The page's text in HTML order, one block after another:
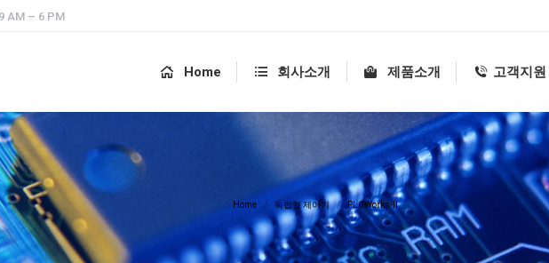
AM – 6 PM
Home 회사소개 제품소개 고객지원
You are here:
Home 독립형 제어기 PLCWorks-II